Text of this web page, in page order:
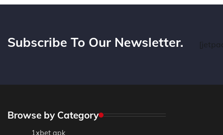
Subscribe To Our Newsletter.
Browse by Category
1xbet apk